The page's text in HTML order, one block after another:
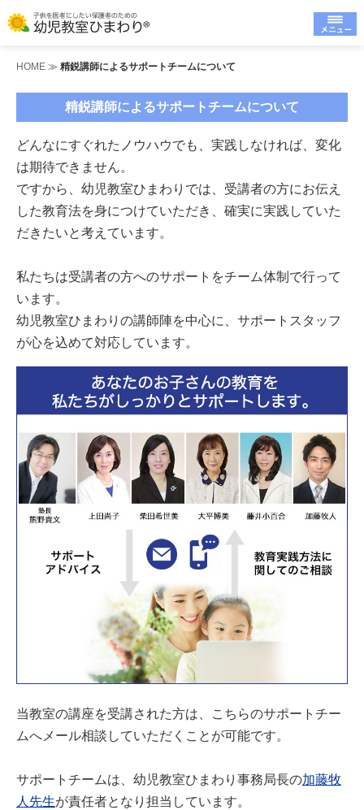
HOME ≫ 精鋭講師によるサポートチームについて
精鋭講師によるサポートチームについて
どんなにすぐれたノウハウでも、実践しなければ、変化
は期待できません。
ですから、幼児教室ひまわりでは、受講者の方にお伝え
した教育法を身につけていただき、確実に実践していた
だきたいと考えています。
私たちは受講者の方へのサポートをチーム体制で行って
います。
幼児教室ひまわりの講師陣を中心に、サポートスタッフ
が心を込めて対応しています。
当教室の講座を受講された方は、こちらのサポートチー
ムへメール相談していただくことが可能です。
サポートチームは、幼児教室ひまわり事務局長の加藤牧
人先生が責任者となり担当しています。